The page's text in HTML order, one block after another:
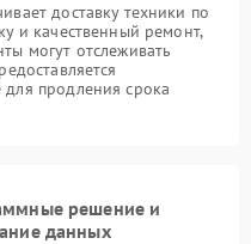
доставку техники по
и качественный ремонт,
могут отслеживать
для продления срока
решение и
данных